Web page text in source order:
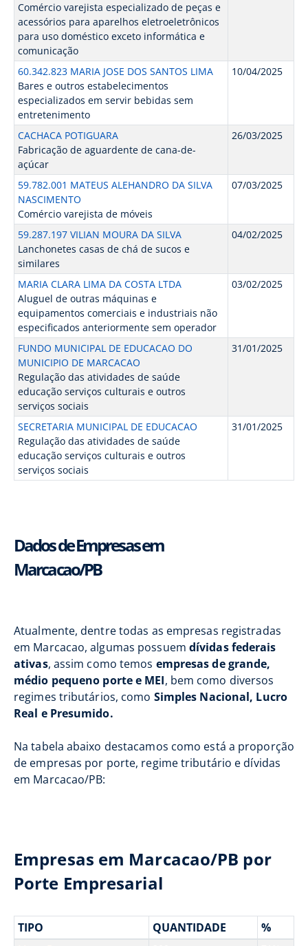
Comércio varejista especializado de peças e
acessórios para aparelhos eletroeletrônicos
para uso doméstico exceto informática e
comunicação
60.342.823 MARIA JOSE DOS SANTOS LIMA
Bares e outros estabelecimentos
especializados em servir bebidas sem
entretenimento
10/04/2025
CACHACA POTIGUARA
Fabricação de aguardente de cana-de-
açúcar
26/03/2025
59.782.001 MATEUS ALEHANDRO DA SILVA
NASCIMENTO
Comércio varejista de móveis
07/03/2025
59.287.197 VILIAN MOURA DA SILVA
Lanchonetes casas de chá de sucos e
similares
04/02/2025
MARIA CLARA LIMA DA COSTA LTDA
Aluguel de outras máquinas e
equipamentos comerciais e industriais não
especificados anteriormente sem operador
03/02/2025
FUNDO MUNICIPAL DE EDUCACAO DO
MUNICIPIO DE MARCACAO
Regulação das atividades de saúde
educação serviços culturais e outros
serviços sociais
31/01/2025
SECRETARIA MUNICIPAL DE EDUCACAO
Regulação das atividades de saúde
educação serviços culturais e outros
serviços sociais
31/01/2025
Dados de Empresas em
Marcacao/PB
Atualmente, dentre todas as empresas registradas
em Marcacao, algumas possuem dívidas federais
ativas, assim como temos empresas de grande,
médio pequeno porte e MEI, bem como diversos
regimes tributários, como Simples Nacional, Lucro
Real e Presumido.
Na tabela abaixo destacamos como está a proporção
de empresas por porte, regime tributário e dívidas
em Marcacao/PB:
Empresas em Marcacao/PB por
Porte Empresarial
TIPO QUANTIDADE %